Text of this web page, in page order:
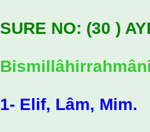
SURE NO: (30 )
1- Elif, Lâm, Mim.